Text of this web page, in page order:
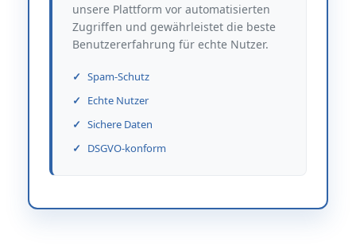
unsere Plattform vor automatisierten
Zugriffen und gewährleistet die beste
Benutzererfahrung für echte Nutzer.
Spam-Schutz
Echte Nutzer
Sichere Daten
DSGVO-konform